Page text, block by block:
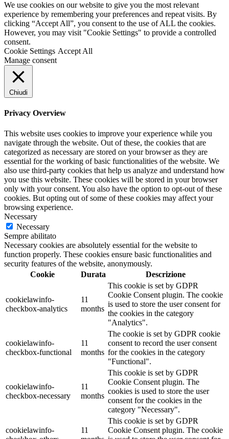
We use cookies on our website to give you the most relevant
experience by remembering your preferences and repeat visits. By
clicking “Accept All”, you consent to the use of ALL the cookies.
However, you may visit "Cookie Settings" to provide a controlled
consent.
Cookie Settings Accept All
Manage consent
Chiudi
Privacy Overview
This website uses cookies to improve your experience while you
navigate through the website. Out of these, the cookies that are
categorized as necessary are stored on your browser as they are
essential for the working of basic functionalities of the website. We
also use third-party cookies that help us analyze and understand how
you use this website. These cookies will be stored in your browser
only with your consent. You also have the option to opt-out of these
cookies. But opting out of some of these cookies may affect your
browsing experience.
Necessary
Necessary
Sempre abilitato
Necessary cookies are absolutely essential for the website to
function properly. These cookies ensure basic functionalities and
security features of the website, anonymously.
Cookie
Durata Descrizione
cookielawinfo-
checkbox-analytics
11
months
This cookie is set by GDPR
Cookie Consent plugin. The cookie
is used to store the user consent for
the cookies in the category
"Analytics".
cookielawinfo-
checkbox-functional
11
months
The cookie is set by GDPR cookie
consent to record the user consent
for the cookies in the category
"Functional".
cookielawinfo-
checkbox-necessary
11
months
This cookie is set by GDPR
Cookie Consent plugin. The
cookies is used to store the user
consent for the cookies in the
category "Necessary".
cookielawinfo-
11
This cookie is set by GDPR
Cookie Consent plugin. The cookie